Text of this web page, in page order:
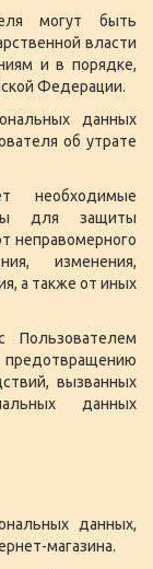
могут быть
власти
и в порядке,
Федерации.
данных
об утрате
необходимые
для защиты
неправомерного
изменения,
а также от иных
Пользователем
вызванных
данных
данных,
магазина.